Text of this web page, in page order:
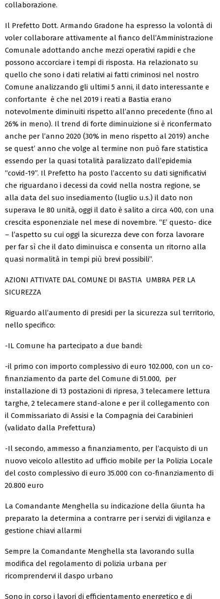
collaborazione.
Il Prefetto Dott. Armando Gradone ha espresso la volontà di
voler collaborare attivamente al fianco dell’Amministrazione
Comunale adottando anche mezzi operativi rapidi e che
possono accorciare i tempi di risposta. Ha relazionato su
quello che sono i dati relativi ai fatti criminosi nel nostro
Comune analizzando gli ultimi 5 anni, il dato interessante e
confortante è che nel 2019 i reati a Bastia erano
notevolmente diminuiti rispetto all’anno precedente (fino al
26% in meno). Il trend di forte diminuizione si è riconfermato
anche per l’anno 2020 (30% in meno rispetto al 2019) anche
se quest’ anno che volge al termine non può fare statistica
essendo per la quasi totalità paralizzato dall’epidemia
“covid-19”. Il Prefetto ha posto l’accento su dati significativi
che riguardano i decessi da covid nella nostra regione, se
alla data del suo insediamento (luglio u.s.) il dato non
superava le 80 unità, oggi il dato è salito a circa 400, con una
crescita esponenziale nel mese di novembre. “E’ questo- dice
– l’aspetto su cui oggi la sicurezza deve con forza lavorare
per far sì che il dato diminuisca e consenta un ritorno alla
quasi normalità in tempi più brevi possibili”.
AZIONI ATTIVATE DAL COMUNE DI BASTIA UMBRA PER LA
SICUREZZA
Riguardo all’aumento di presidi per la sicurezza sul territorio,
nello specifico:
-IL Comune ha partecipato a due bandi:
-il primo con importo complessivo di euro 102.000, con un co-
finanziamento da parte del Comune di 51.000, per
installazione di 13 postazioni di ripresa, 3 telecamere lettura
targhe, 2 telecamere stand-alone e per il collegamento con
il Commissariato di Assisi e la Compagnia dei Carabinieri
(validato dalla Prefettura)
-Il secondo, ammesso a finanziamento, per l’acquisto di un
nuovo veicolo allestito ad ufficio mobile per la Polizia Locale
del costo complessivo di euro 35.000 con co-finanziamento di
20.800 euro
La Comandante Menghella su indicazione della Giunta ha
preparato la determina a contrarre per i servizi di vigilanza e
gestione chiavi allarmi
Sempre la Comandante Menghella sta lavorando sulla
modifica del regolamento di polizia urbana per
ricomprendervi il daspo urbano
Sono in corso i lavori di efficientamento energetico e di